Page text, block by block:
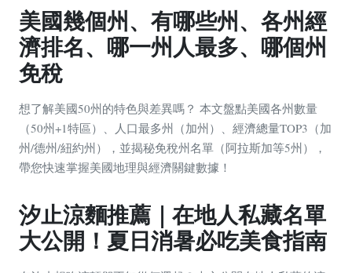
美國幾個州、有哪些州、各州經
濟排名、哪一州人最多、哪個州
免稅
想了解美國50州的特色與差異嗎？ 本文盤點美國各州數量
（50州+1特區）、人口最多州（加州）、經濟總量TOP3（加
州/德州/紐約州），並揭秘免稅州名單（阿拉斯加等5州），
帶您快速掌握美國地理與經濟關鍵數據！
汐止涼麵推薦｜在地人私藏名單
大公開！夏日消暑必吃美食指南